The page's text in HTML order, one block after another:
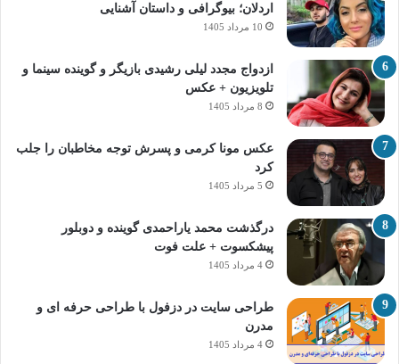
اردلان؛ بیوگرافی و داستان آشنایی
10 مرداد 1405
ازدواج مجدد لیلی رشیدی بازیگر و گوینده سینما و
تلویزیون + عکس
8 مرداد 1405
عکس مونا کرمی و پسرش توجه مخاطبان را جلب
کرد
5 مرداد 1405
درگذشت محمد یاراحمدی گوینده و دوبلور
پیشکسوت + علت فوت
4 مرداد 1405
طراحی سایت در دزفول با طراحی حرفه‌ ای و
مدرن
4 مرداد 1405